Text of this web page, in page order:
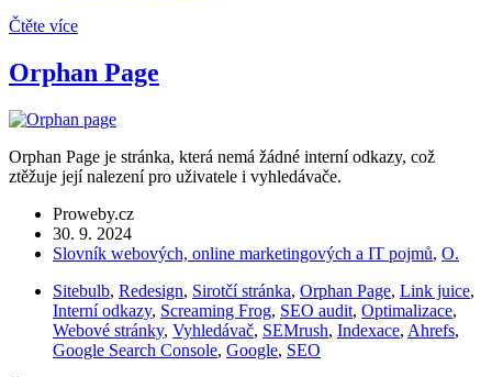
Čtěte více
Orphan Page
Orphan Page je stránka, která nemá žádné interní odkazy, což
ztěžuje její nalezení pro uživatele i vyhledávače.
Proweby.cz
30. 9. 2024
Slovník webových, online marketingových a IT pojmů, O.
Sitebulb, Redesign, Sirotčí stránka, Orphan Page, Link juice,
Interní odkazy, Screaming Frog, SEO audit, Optimalizace,
Webové stránky, Vyhledávač, SEMrush, Indexace, Ahrefs,
Google Search Console, Google, SEO